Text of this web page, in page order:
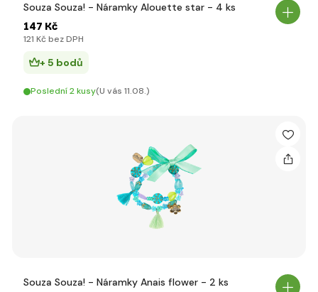
Souza Souza! - Náramky Alouette star - 4 ks
147 Kč
121 Kč bez DPH
+ 5 bodů
Poslední 2 kusy(U vás 11.08.)
Souza Souza! - Náramky Anais flower - 2 ks